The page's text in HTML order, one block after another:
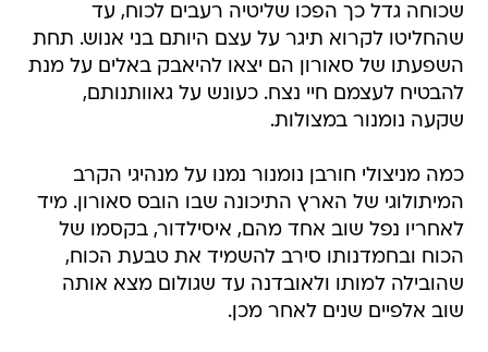
שכוחה גדל כך הפכו שליטיה רעבים לכוח, עד
שהחליטו לקרוא תיגר על עצם היותם בני אנוש. תחת
השפעתו של סאורון הם יצאו להיאבק באלים על מנת
להבטיח לעצמם חיי נצח. כעונש על גאוותנותם,
שקעה נומנור במצולות.
כמה מניצולי חורבן נומנור נמנו על מנהיגי הקרב
המיתולוגי של הארץ התיכונה שבו הובס סאורון. מיד
לאחריו נפל שוב אחד מהם, איסילדור, בקסמו של
הכוח ובחמדנותו סירב להשמיד את טבעת הכוח,
שהובילה למותו ולאובדנה עד שגולום מצא אותה
שוב אלפיים שנים לאחר מכן.